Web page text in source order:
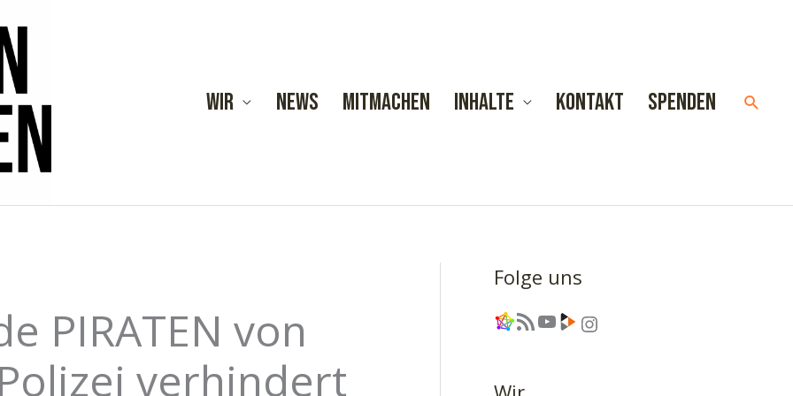
Wir News Mitmachen Inhalte Kontakt Spenden
PIRATEN von
verhindert
Folge uns
Link RSS-Feed YouTube Link Instagram